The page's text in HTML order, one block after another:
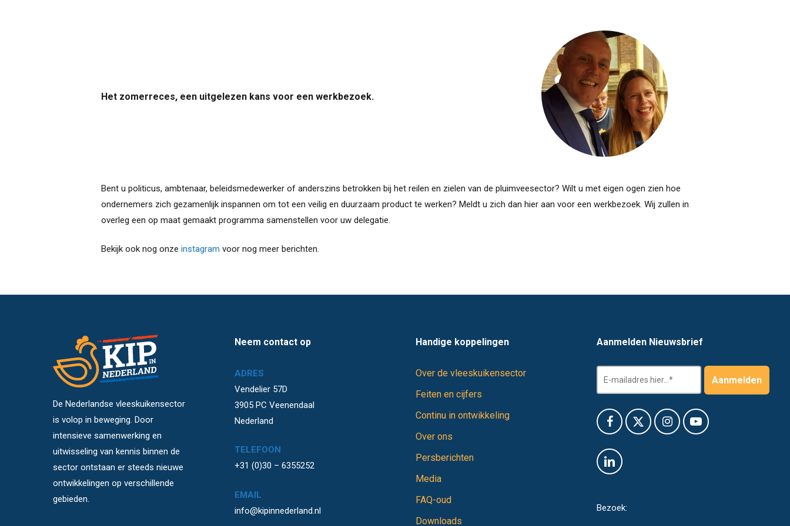
Het zomerreces, een uitgelezen kans voor een werkbezoek.
Bent u politicus, ambtenaar, beleidsmedewerker of anderszins betrokken bij het reilen en zielen van de pluimveesector? Wilt u met eigen ogen zien hoe
ondernemers zich gezamenlijk inspannen om tot een veilig en duurzaam product te werken? Meldt u zich dan hier aan voor een werkbezoek. Wij zullen in
overleg een op maat gemaakt programma samenstellen voor uw delegatie.
Bekijk ook nog onze instagram voor nog meer berichten.
De Nederlandse vleeskuikensector
is volop in beweging. Door
intensieve samenwerking en
uitwisseling van kennis binnen de
sector ontstaan er steeds nieuwe
ontwikkelingen op verschillende
gebieden.
Neem contact op
ADRES
Vendelier 57D
3905 PC Veenendaal
Nederland
TELEFOON
+31 (0)30 – 6355252
EMAIL
info@kipinnederland.nl
Handige koppelingen
Over de vleeskuikensector
Feiten en cijfers
Continu in ontwikkeling
Over ons
Persberichten
Media
FAQ-oud
Downloads
Aanmelden Nieuwsbrief
Bezoek: